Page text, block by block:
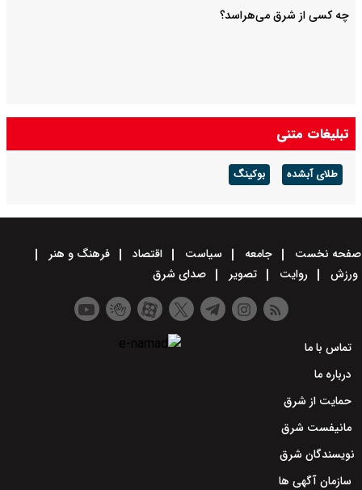
چه کسی از شرق می‌هراسد؟
تبلیغات متنی
طلای آبشده بوکینگ
صفحه نخست جامعه سیاست اقتصاد
فرهنگ و هنر
ورزش
روایت تصویر صدای شرق
تماس با ما
درباره ما
حمایت از شرق
مانیفست شرق
نویسندگان شرق
سازمان آگهی ها